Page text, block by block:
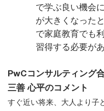
で学ぶ良い機会
が大きくなった
で家庭教育でも
習得する必要が
PwCコンサルティング
三善 心平のコメント
すぐ近い将来、大人より子